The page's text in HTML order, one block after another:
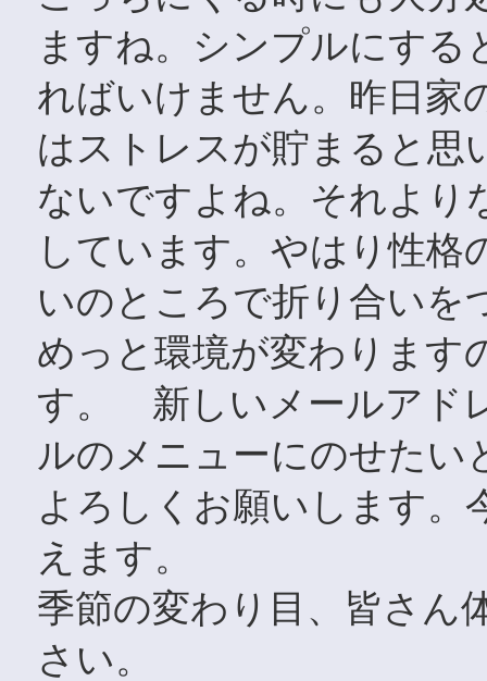
ますね。シンプルにする
ればいけません。昨日家
はストレスが貯まると思
ないですよね。それより
しています。やはり性
いのところで折り合いを
めっと環境が変わります
す。 新しいメールアド
ルのメニューにのせたい
よろしくお願いします。
えます。
季節の変わり目、皆さん
さい。